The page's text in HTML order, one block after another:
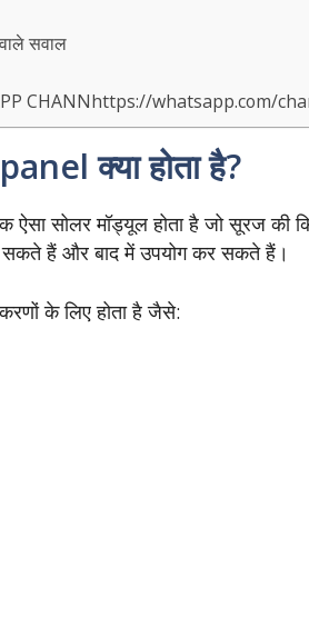
सवाल
CHANNhttps://whatsapp.com/
क्या होता है?
सोलर मॉड्यूल होता है जो सूरज की
सकते हैं और बाद में उपयोग कर सकते हैं।
के लिए होता है जैसे: